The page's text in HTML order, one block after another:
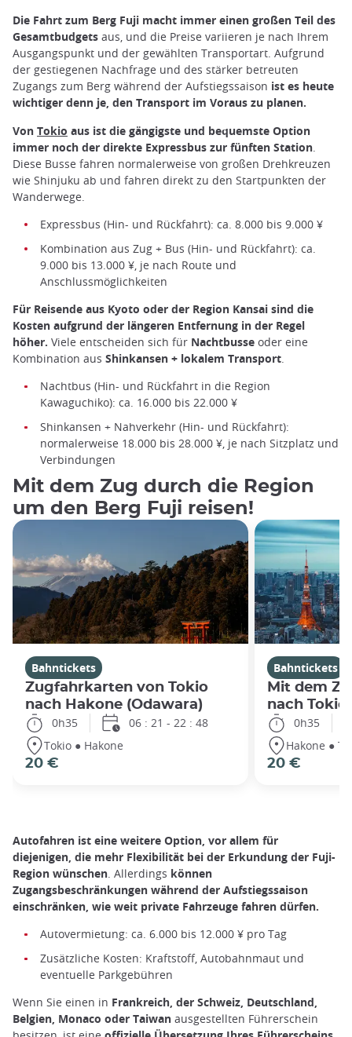
Die Fahrt zum Berg Fuji macht immer einen großen Teil des
Gesamtbudgets aus, und die Preise variieren je nach Ihrem
Ausgangspunkt und der gewählten Transportart. Aufgrund
der gestiegenen Nachfrage und des stärker betreuten
Zugangs zum Berg während der Aufstiegssaison ist es heute
wichtiger denn je, den Transport im Voraus zu planen.
Von Tokio aus ist die gängigste und bequemste Option
immer noch der direkte Expressbus zur fünften Station
Diese Busse fahren normalerweise von großen Drehkreuzen
wie Shinjuku ab und fahren direkt zu den Startpunkten der
Wanderwege.
Expressbus (Hin- und Rückfahrt): ca. 8.000 bis 9.000 ¥
Kombination aus Zug + Bus (Hin- und Rückfahrt): ca.
9.000 bis 13.000 ¥, je nach Route und
Anschlussmöglichkeiten
Für Reisende aus Kyoto oder der Region Kansai sind die
Kosten aufgrund der längeren Entfernung in der Regel
höher. Viele entscheiden sich für Nachtbusse oder eine
Kombination aus Shinkansen + lokalem Transport.
Nachtbus (Hin- und Rückfahrt in die Region
Kawaguchiko): ca. 16.000 bis 22.000 ¥
Shinkansen + Nahverkehr (Hin- und Rückfahrt):
normalerweise 18.000 bis 28.000 ¥, je nach Sitzplatz und
Verbindungen
Mit dem Zug durch die Region
um den Berg Fuji reisen!
Bahntickets
Zugfahrkarten von Tokio
nach Hakone (Odawara)
0h35
06 : 21 - 22 : 48
Tokio ● Hakone
20 €
Bahntickets
Mit dem
nach Tokio
0h35
Hakone ●
20 €
Autofahren ist eine weitere Option, vor allem für
diejenigen, die mehr Flexibilität bei der Erkundung der Fuji-
Region wünschen. Allerdings können
Zugangsbeschränkungen während der Aufstiegssaison
einschränken, wie weit private Fahrzeuge fahren dürfen.
Autovermietung: ca. 6.000 bis 12.000 ¥ pro Tag
Zusätzliche Kosten: Kraftstoff, Autobahnmaut und
eventuelle Parkgebühren
Wenn Sie einen in Frankreich, der Schweiz, Deutschland,
Belgien, Monaco oder Taiwan ausgestellten Führerschein